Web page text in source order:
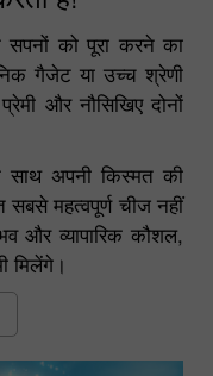
सपनों को पूरा करने का
गैजेट या उच्च श्रेणी
और नौसिखिए दोनों
साथ अपनी किस्मत की
महत्वपूर्ण चीज नहीं
और व्यापारिक कौशल,
मिलेंगे।